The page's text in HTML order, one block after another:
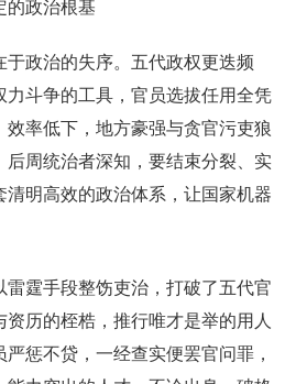
的政治根基
政治的失序。五代政权更迭频
力斗争的工具，官员选拔任用全凭
率低下，地方豪强与贪官污吏狼
后周统治者深知，要结束分裂、实
明高效的政治体系，让国家机器
雷霆手段整饬吏治，打破了五代官
历的桎梏，推行唯才是举的用人
惩不贷，一经查实便罢官问罪，